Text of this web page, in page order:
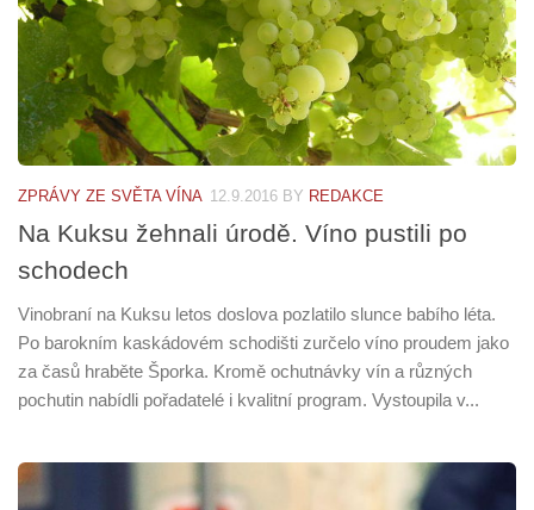
ZPRÁVY ZE SVĚTA VÍNA 12.9.2016 BY REDAKCE
Na Kuksu žehnali úrodě. Víno pustili po
schodech
Vinobraní na Kuksu letos doslova pozlatilo slunce babího léta.
Po barokním kaskádovém schodišti zurčelo víno proudem jako
za časů hraběte Šporka. Kromě ochutnávky vín a různých
pochutin nabídli pořadatelé i kvalitní program. Vystoupila v...